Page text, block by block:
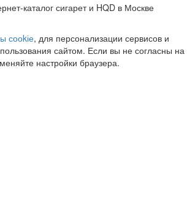
каталог сигарет и HQD в Москве
сооkіе, для персонализации сервисов и
сайтом. Если вы не согласны на
настройки браузера.